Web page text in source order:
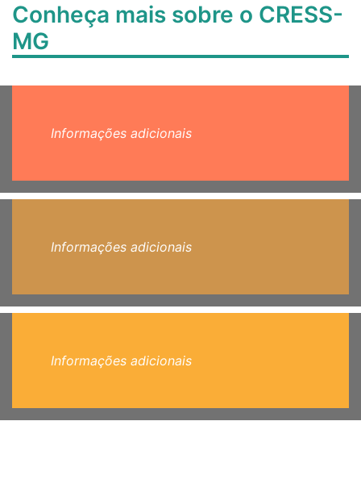
Conheça mais sobre o CRESS-
MG
Informações adicionais
Informações adicionais
Informações adicionais